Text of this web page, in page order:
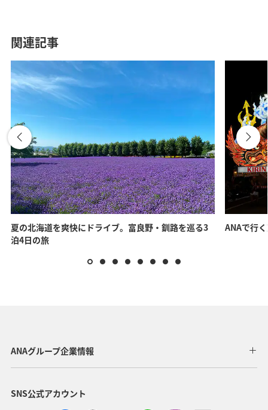
関連記事
夏の北海道を爽快にドライブ。富良野・釧路を巡る3
泊4日の旅
ANAで行
ANAグループ企業情報
SNS公式アカウント